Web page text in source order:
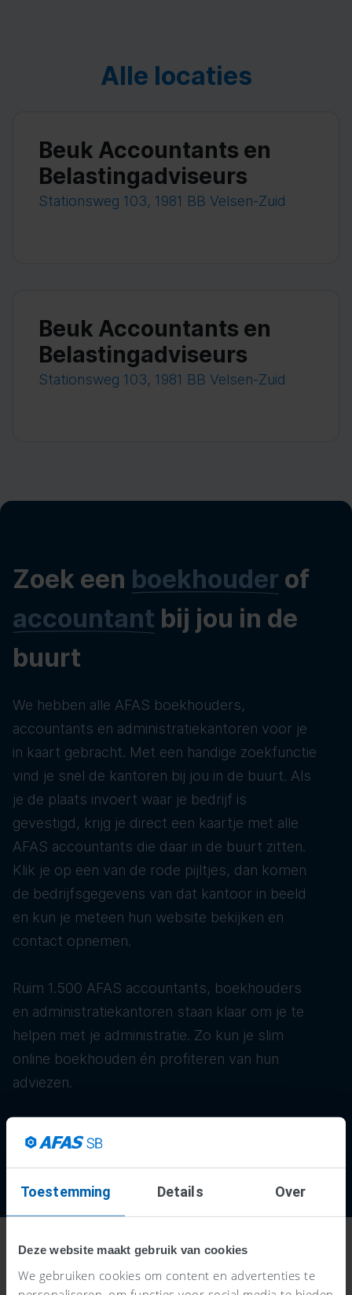
Toestemming Details Over
Deze website maakt gebruik van cookies
We gebruiken cookies om content en advertenties te
Alle locaties
Beuk Accountants en
Belastingadviseurs
Stationsweg 103, 1981 BB Velsen-Zuid
Beuk Accountants en
Belastingadviseurs
Stationsweg 103, 1981 BB Velsen-Zuid
Zoek een boekhouder of
accountant bij jou in de
buurt
We hebben alle AFAS boekhouders,
accountants en administratiekantoren voor je
in kaart gebracht. Met een handige zoekfunctie
vind je snel de kantoren bij jou in de buurt. Als
je de plaats invoert waar je bedrijf is
gevestigd, krijg je direct een kaartje met alle
AFAS accountants die daar in de buurt zitten.
Klik je op een van de rode pijltjes, dan komen
de bedrijfsgegevens van dat kantoor in beeld
en kun je meteen hun website bekijken en
contact opnemen.
Ruim 1.500 AFAS accountants, boekhouders
en administratiekantoren staan klaar om je te
helpen met je administratie. Zo kun je slim
online boekhouden én profiteren van hun
adviezen.